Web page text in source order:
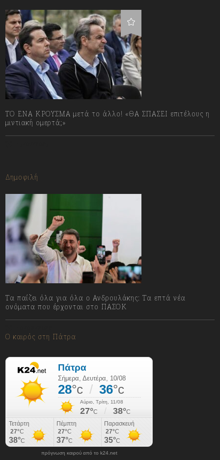
ΤΟ ΕΝΑ ΚΡΟΥΣΜΑ μετά το άλλο! «ΘΑ ΣΠΑΣΕΙ επιτέλους η
μιντιακή ομερτά;»
Δημοφιλή
Τα παίζει όλα για όλα ο Ανδρουλάκης: Τα επτά νέα
ονόματα που έρχονται στο ΠΑΣΟΚ
Ο καιρός στη Πάτρα
πρόγνωση καιρού από το k24.net